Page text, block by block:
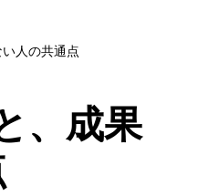
人の共通点
、成果